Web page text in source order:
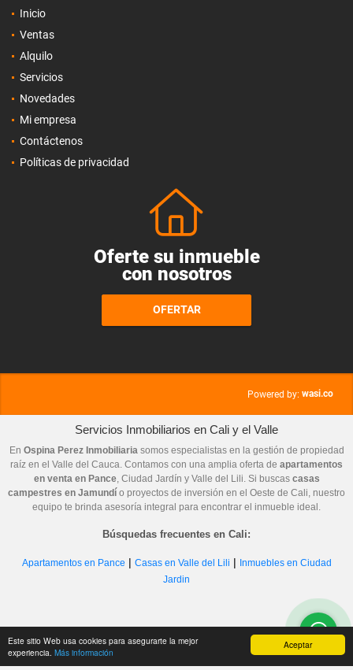
Aceptar
Este sitio Web usa cookies para asegurarte la mejor
experiencia. Más información
Inicio
Ventas
Alquilo
Servicios
Novedades
Mi empresa
Contáctenos
Políticas de privacidad
Oferte su inmueble
con nosotros
OFERTAR
Powered by: wasi.co
Servicios Inmobiliarios en Cali y el Valle
En Ospina Perez Inmobiliariasomos especialistas en la gestión de propiedad
raíz en el Valle del Cauca. Contamos con una amplia oferta de apartamentos
en venta en Pance, Ciudad Jardín y Valle del Lili. Si buscas casas
campestres en Jamundí o proyectos de inversión en el Oeste de Cali, nuestro
equipo te brinda asesoría integral para encontrar el inmueble ideal.
Búsquedas frecuentes en Cali:
Apartamentos en Pance | Casas en Valle del Lili | Inmuebles en Ciudad
Jardin